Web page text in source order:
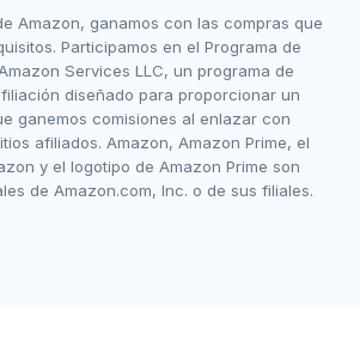
Amazon, ganamos con las compras que
Participamos en el Programa de
Services LLC, un programa de
diseñado para proporcionar un
ganemos comisiones al enlazar con
afiliados. Amazon, Amazon Prime, el
y el logotipo de Amazon Prime son
de Amazon.com, Inc. o de sus filiales.